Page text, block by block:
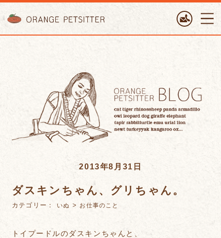
2013年8月31日
ダスキンちゃん、グリちゃん。
カテゴリー： いぬ > お仕事のこと
トイプードルのダスキンちゃんと、